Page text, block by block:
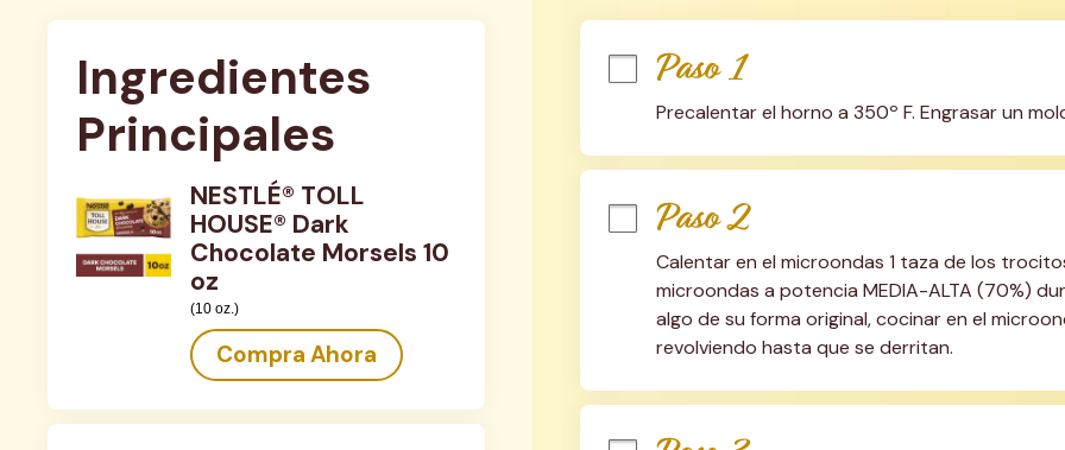
Ingredientes
Principales
NESTLÉ® TOLL
HOUSE® Dark
Chocolate Morsels 10
oz
(10 oz.)
Compra Ahora
Paso 1
Precalentar el horno a 350º F. Engrasar un
Paso 2
Calentar en el microondas 1 taza de los
microondas a potencia MEDIA-ALTA (70%)
algo de su forma original, cocinar en el
revolviendo hasta que se derritan.